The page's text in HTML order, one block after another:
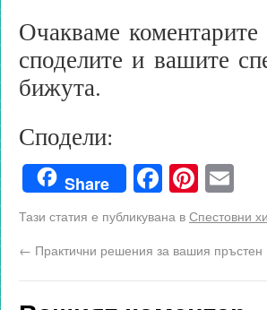
Очакваме
споделите и вашите
бижута.
Сподели:
Share Facebook
Тази статия е публикувана вСпестовни
← Практични решения за вашия пръстен